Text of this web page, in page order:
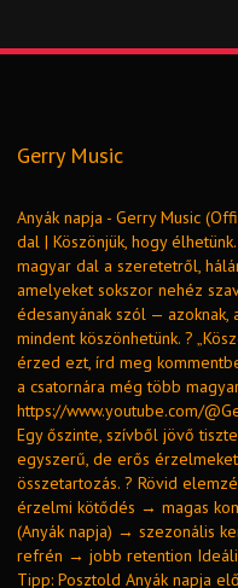
Gerry Music
Anyák napja - Gerry Music
dal | Köszönjük, hogy
magyar dal a szeretetről,
amelyeket sokszor nehéz
édesanyának szól — azoknak,
mindent köszönhetünk. ?
érzed ezt, írd meg
a csatornára még több
https://www.youtube.com/
Egy őszinte, szívből jövő
egyszerű, de erős
összetartozás. ? Rövid
érzelmi kötődés → magas
(Anyák napja) → szezonális
refrén → jobb retention
Tipp: Posztold Anyák napja